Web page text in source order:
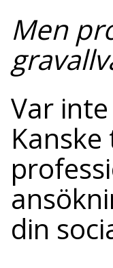
Men
Var
din